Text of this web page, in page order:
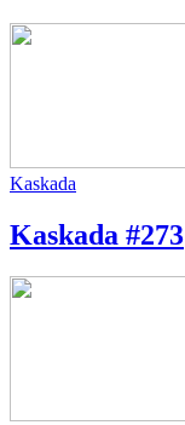
Kaskada
Kaskada #273